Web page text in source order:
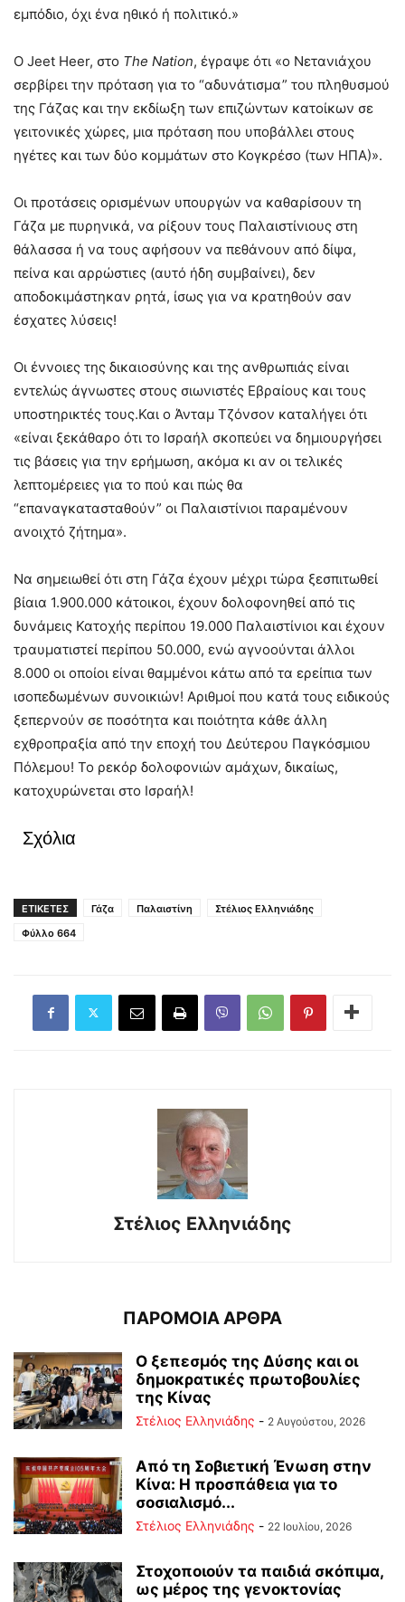
εμπόδιο, όχι ένα ηθικό ή πολιτικό.»
Ο Jeet Heer, στο The Nation, έγραψε ότι «ο Νετανιάχου
σερβίρει την πρόταση για το “αδυνάτισμα” του πληθυσμού
της Γάζας και την εκδίωξη των επιζώντων κατοίκων σε
γειτονικές χώρες, μια πρόταση που υποβάλλει στους
ηγέτες και των δύο κομμάτων στο Κογκρέσο (των ΗΠΑ)».
Οι προτάσεις ορισμένων υπουργών να καθαρίσουν τη
Γάζα με πυρηνικά, να ρίξουν τους Παλαιστίνιους στη
θάλασσα ή να τους αφήσουν να πεθάνουν από δίψα,
πείνα και αρρώστιες (αυτό ήδη συμβαίνει), δεν
αποδοκιμάστηκαν ρητά, ίσως για να κρατηθούν σαν
έσχατες λύσεις!
Οι έννοιες της δικαιοσύνης και της ανθρωπιάς είναι
εντελώς άγνωστες στους σιωνιστές Εβραίους και τους
υποστηρικτές τους.Και ο Άνταμ Τζόνσον καταλήγει ότι
«είναι ξεκάθαρο ότι το Ισραήλ σκοπεύει να δημιουργήσει
τις βάσεις για την ερήμωση, ακόμα κι αν οι τελικές
λεπτομέρειες για το πού και πώς θα
“επαναγκατασταθούν” οι Παλαιστίνιοι παραμένουν
ανοιχτό ζήτημα».
Να σημειωθεί ότι στη Γάζα έχουν μέχρι τώρα ξεσπιτωθεί
βίαια 1.900.000 κάτοικοι, έχουν δολοφονηθεί από τις
δυνάμεις Κατοχής περίπου 19.000 Παλαιστίνιοι και έχουν
τραυματιστεί περίπου 50.000, ενώ αγνοούνται άλλοι
8.000 οι οποίοι είναι θαμμένοι κάτω από τα ερείπια των
ισοπεδωμένων συνοικιών! Αριθμοί που κατά τους ειδικούς
ξεπερνούν σε ποσότητα και ποιότητα κάθε άλλη
εχθροπραξία από την εποχή του Δεύτερου Παγκόσμιου
Πόλεμου! Το ρεκόρ δολοφονιών αμάχων, δικαίως,
κατοχυρώνεται στο Ισραήλ!
Σχόλια
ΕΤΙΚΕΤΕΣ Γάζα Παλαιστίνη
Στέλιος Ελληνιάδης
Φύλλο 664
Στέλιος Ελληνιάδης
ΠΑΡΟΜΟΙΑ ΑΡΘΡΑ
Ο ξεπεσμός της Δύσης και οι
δημοκρατικές πρωτοβουλίες
της Κίνας
Στέλιος Ελληνιάδης - 2 Αυγούστου, 2026
Από τη Σοβιετική Ένωση στην
Κίνα: Η προσπάθεια για το
σοσιαλισμό...
Στέλιος Ελληνιάδης - 22 Ιουλίου, 2026
Στοχοποιούν τα παιδιά σκόπιμα,
ως μέρος της γενοκτονίας